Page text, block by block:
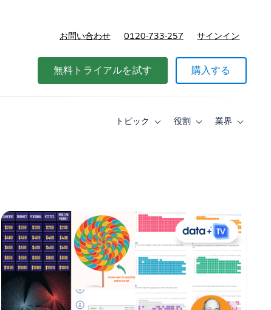
お問い合わせ 0120-733-257 サインイン
無料トライアルを試す 購入する
トピック
Toggle役割
Toggle業界
Toggle